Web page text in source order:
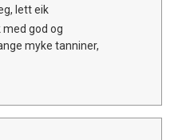
lett eik
god og
myke tanniner,